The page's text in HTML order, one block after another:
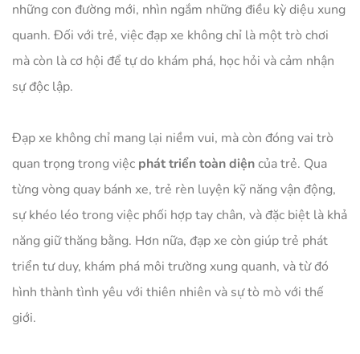
những con đường mới, nhìn ngắm những điều kỳ diệu xung
quanh. Đối với trẻ, việc đạp xe không chỉ là một trò chơi
mà còn là cơ hội để tự do khám phá, học hỏi và cảm nhận
sự độc lập.
Đạp xe không chỉ mang lại niềm vui, mà còn đóng vai trò
quan trọng trong việc phát triển toàn diệncủa trẻ. Qua
từng vòng quay bánh xe, trẻ rèn luyện kỹ năng vận động,
sự khéo léo trong việc phối hợp tay chân, và đặc biệt là khả
năng giữ thăng bằng. Hơn nữa, đạp xe còn giúp trẻ phát
triển tư duy, khám phá môi trường xung quanh, và từ đó
hình thành tình yêu với thiên nhiên và sự tò mò với thế
giới.